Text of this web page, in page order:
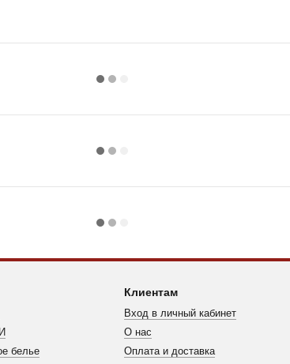
белье
Клиентам
Вход в личный кабинет
О нас
Оплата и доставка